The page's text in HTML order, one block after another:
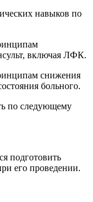
навыков по
включая ЛФК.
снижения
больного.
по следующему
подготовить
его проведении.